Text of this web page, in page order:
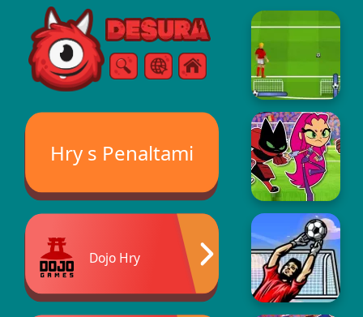
Free Online Games
Vyhľadávanie
Ponuka
Hry s Penaltami
Dojo Hry